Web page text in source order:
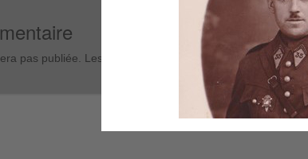
pas publiée. Les champs obligatoires sont indiqués avec